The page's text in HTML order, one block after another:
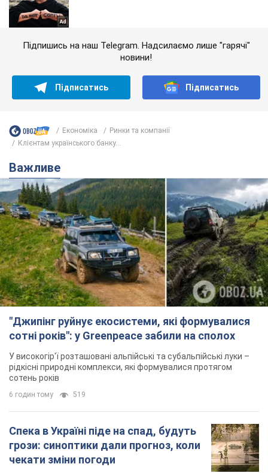
Підпишись на наш Telegram. Надсилаємо лише "гарячі"
новини!
Підписатись Підписатись
Економіка
Ринки та компанії
Клієнтам українського банку...
Важливе
"Джипінг руйнує екосистеми, які формувалися
сотні років": у Greenpeace забили на сполох
У високогір'ї розташовані альпійські та субальпійські луки –
рідкісні природні комплекси, які формувалися протягом
сотень років
6 годин тому 519
Спека в Україні піде на спад, будуть
грози: синоптики дали прогноз, коли
чекати зміни погоди